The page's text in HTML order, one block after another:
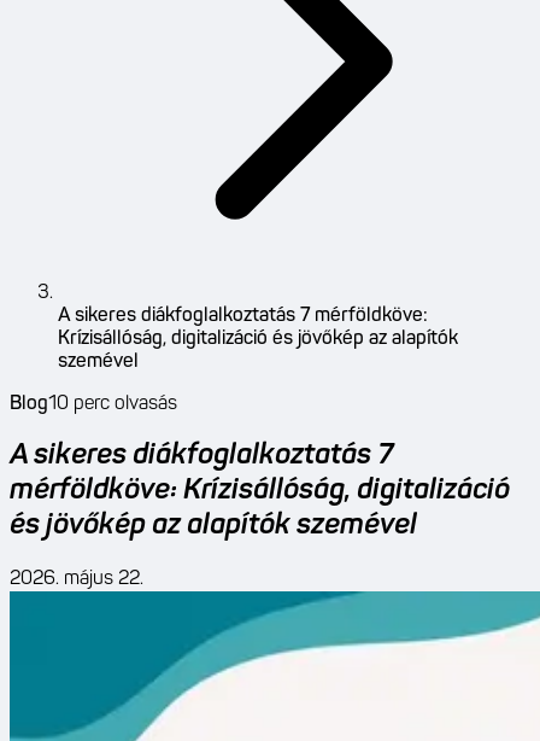
A sikeres diákfoglalkoztatás 7 mérföldköve:
Krízisállóság, digitalizáció és jövőkép az alapítók
szemével
Blog10 perc olvasás
A sikeres diákfoglalkoztatás 7
mérföldköve: Krízisállóság, digitalizáció
és jövőkép az alapítók szemével
2026. május 22.